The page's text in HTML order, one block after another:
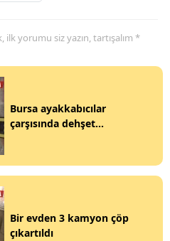
yorumu siz yazın, tartışalım *
Bursa ayakkabıcılar
çarşısında dehşet...
Bir evden 3 kamyon çöp
çıkartıldı